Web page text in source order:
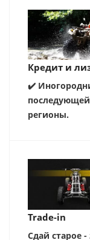
Кредит и
✔️
регионы.
Trade-in
Сдай старое